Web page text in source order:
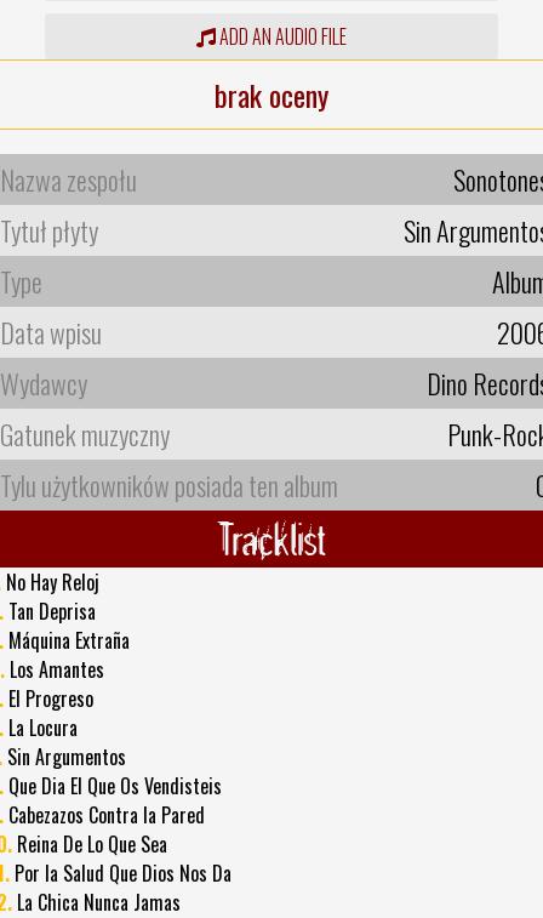
ADD AN AUDIO FILE
brak oceny
Nazwa zespołu
Tytuł płyty
Sin
Type
Data wpisu
Wydawcy
Dino
Gatunek muzyczny
Punk-
Tylu użytkowników posiada ten album
Tracklist
No Hay Reloj
Tan Deprisa
Máquina Extraña
Los Amantes
El Progreso
La Locura
Sin Argumentos
Que Dia El Que Os Vendisteis
Cabezazos Contra la Pared
Reina De Lo Que Sea
Por la Salud Que Dios Nos Da
La Chica Nunca Jamas